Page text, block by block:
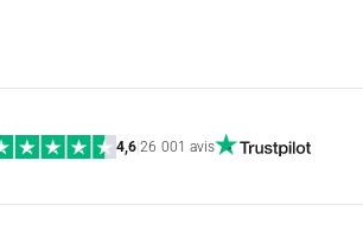
4,6|26 001 avis